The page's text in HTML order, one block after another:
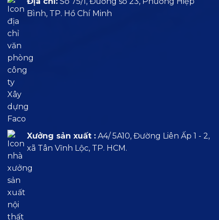
Bình, TP. Hồ Chí Minh
Xưởng sản xuất : A4/ 5A10, Đường Liên Ấp 1 - 2,
xã Tân Vĩnh Lộc, TP. HCM.